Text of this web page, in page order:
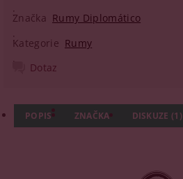
Značka Rumy Diplomático
Kategorie Rumy
Dotaz
POPIS ZNAČKA DISKUZE (1)